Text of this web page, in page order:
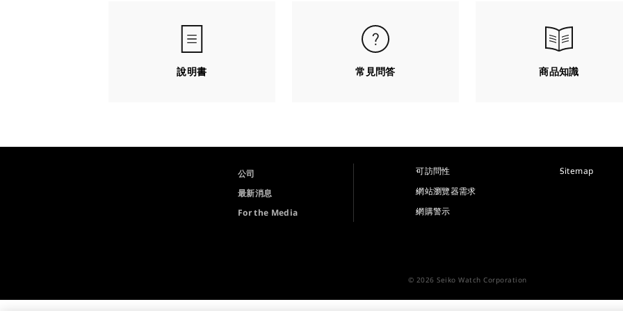
說明書 常見問答 商品知識
公司
最新消息
For the Media
可訪問性
網站瀏覽器需求
網購警示
Sitemap
© 2026 Seiko Watch Corporation